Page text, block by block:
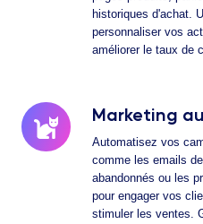
historiques d'achat.
personnaliser vos
améliorer le taux de
Marketing
Automatisez vos
comme les emails
abandonnés ou les
pour engager vos
stimuler les ventes.
Marketing
automation